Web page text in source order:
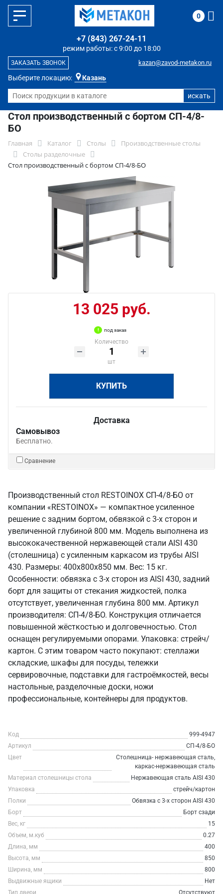
Выберите локацию: Казань
режим работы: с 9:00 до 18:00
+7 (843) 267-24-11
kazan@zavod-metakon.ru
ЗАКАЗАТЬ ЗВОНОК
0
Стол производственный с бортом СП-4/8-
БО
Главная Каталог Столы
Производственные столы
Столы разделочные
Стол производственный с бортом СП-4/8-БО
13 025 руб.
под заказ
Количество
шт
КУПИТЬ
Доставка
Самовывоз
Бесплатно.
Сравнение
Производственный стол RESTOINOX СП-4/8-БО от
компании «RESTOINOX» — компактное усиленное
решение с задним бортом, обвязкой с 3-х сторон и
увеличенной глубиной 800 мм. Модель выполнена из
высококачественной нержавеющей стали AISI 430
(столешница) с усиленным каркасом из трубы AISI
430. Размеры: 400x800x850 мм. Вес: 15 кг.
Особенности: обвязка с 3-х сторон из AISI 430, задний
борт для защиты от стекания жидкостей, полка
отсутствует, увеличенная глубина 800 мм. Артикул
производителя: СП-4/8-БО. Конструкция отличается
повышенной жёсткостью и долговечностью. Стол
оснащен регулируемыми опорами. Упаковка: стрейч/
картон. С этим товаром часто покупают: стеллажи
складские, шкафы для посуды, тележки
сервировочные, подставки для гастроёмкостей, весы
настольные, разделочные доски, ножи
профессиональные, контейнеры для продуктов.
Код
999-4947
Артикул
СП-4/8-БО
Цвет
Столешница- нержавеющая сталь,
каркас-нержавеющая сталь
Материал столешницы стола
Нержавеющая сталь AISI 430
Упаковка
стрейч/картон
Полки
Обвязка с 3-х сторон AISI 430
Борт
Борт сзади
Вес, кг
15
Объем, м.куб
0.27
Длина, мм
400
Высота, мм
850
Ширина, мм
800
Выдвижные ящики
Нет
Тип двери
Отсутствуют